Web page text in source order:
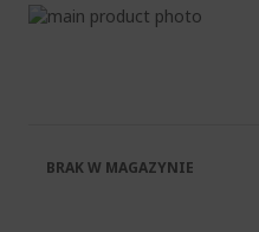
Przejdź
BRAK W MAGAZYNIE